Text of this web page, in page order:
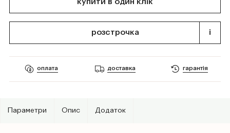
купити в один клік
розстрочка i
оплата доставка гарантія
Параметри Опис Додаток